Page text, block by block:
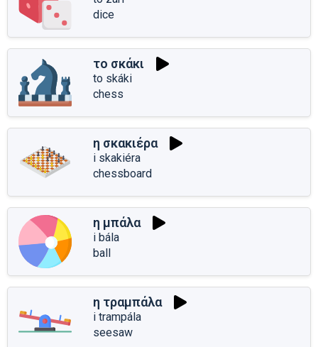
dice
το σκάκι
to skáki
chess
η σκακιέρα
i skakiéra
chessboard
η μπάλα
i bála
ball
η τραμπάλα
i trampála
seesaw